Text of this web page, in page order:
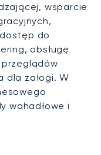
wsparcie
do
obsługę
dla załogi. W
wahadłowe i